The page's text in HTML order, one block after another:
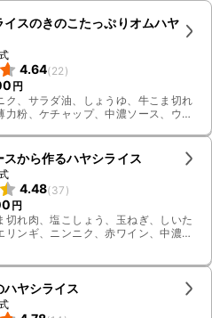
イスのきのこたっぷりオムハヤ
4.64(22 )
円
ク、サラダ油、しょうゆ、牛こま切れ
力粉、ケチャップ、中濃ソース、ウス
き卵、しめじ
スから作るハヤシライス
4.48(37 )
円
切れ肉、塩こしょう、玉ねぎ、しいた
リンギ、ニンニク、赤ワイン、中濃
ハヤシライス